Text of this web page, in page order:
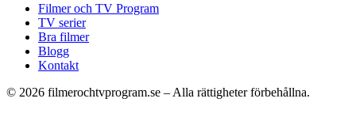
Filmer och TV Program
TV serier
Bra filmer
Blogg
Kontakt
© 2026 filmerochtvprogram.se – Alla rättigheter förbehållna.